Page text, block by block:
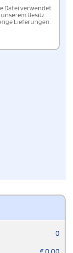
Datei verwendet
Besitz
Lieferungen.
0